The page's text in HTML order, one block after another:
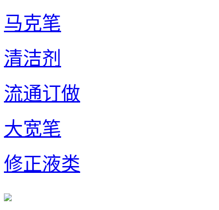
马克笔
清洁剂
流通订做
大宽笔
修正液类